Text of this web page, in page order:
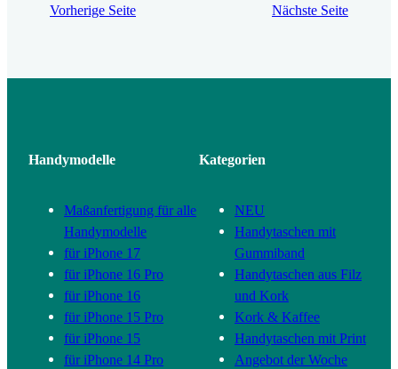
Januar eingehen und sofort…
Vorherige Seite Nächste Seite
Handymodelle
Maßanfertigung für alle
Handymodelle
für iPhone 17
für iPhone 16 Pro
für iPhone 16
für iPhone 15 Pro
für iPhone 15
für iPhone 14 Pro
Kategorien
NEU
Handytaschen mit
Gummiband
Handytaschen aus Filz
und Kork
Kork & Kaffee
Handytaschen mit Print
Angebot der Woche